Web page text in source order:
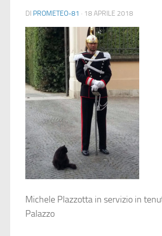
DI PROMETEO-81 · 18 APRILE 2018
Michele Plazzotta in servizio in
Palazzo